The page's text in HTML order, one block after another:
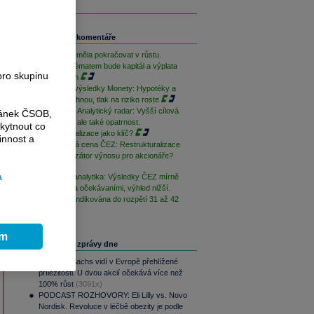
Související komentáře
Moneta by měla pokračovat v růstu.
Klíčovým tématem bude kapitál a výplata
akcionářům
Výhled na výsledky Monety: Hypotéky a
poplatky táhnou, tlak na riziko roste
PODCAST Analytický radar: Vyšší cílová
cena ČEZ, ale také opatrnost.
Restrukturalizace jako klíč?
Nová cílová cena ČEZ: Restrukturalizace
jako katalyzátor výnosu pro akcionáře?
Komentář analytika: Výsledky ČEZ mírně
zaostaly za očekávaními, výhled nižší.
Dividenda indikována do rozpětí 31 až 42
Nejčtenější zprávy dne
Goldman Sachs vidí v Evropě přehlížené
příležitosti. U dvou akcií očekává více než
100% růst (3091x)
PODCAST ROZHOVORY: Eli Lilly vs. Novo
Nordisk. Revoluce v léčbě obezity je podle
skupinu
ČSOB,
co
a